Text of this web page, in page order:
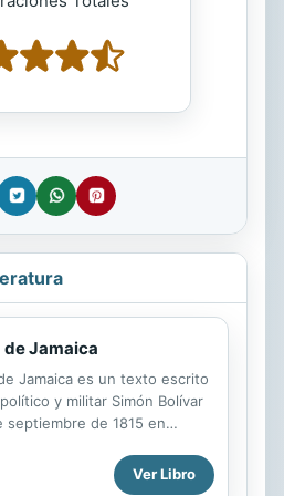
de Jamaica
Jamaica es un texto escrito
y militar Simón Bolívar
septiembre de 1815 en
de Jamaica, en respuesta a
de Henry Cullen, un
Ver Libro